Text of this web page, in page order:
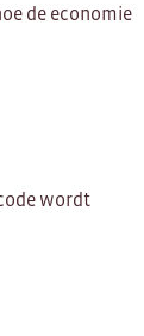
de economie
wordt